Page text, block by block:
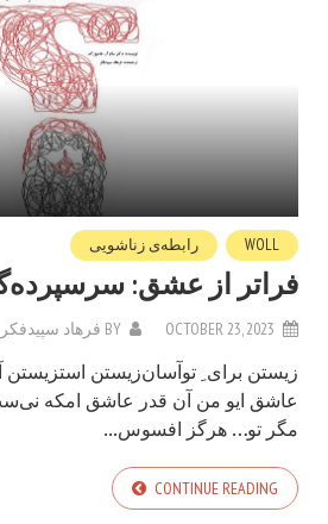
WOLL رابطه‌ی زناشویی
فراتر از عشق:
OCTOBER 23, 2023
BY فرهاد سپیدفکر
زیستن برای ِ توآسان‌زیستن استزیستن
عاشق ایو من آن قدر عاشق امکه
مگر تو… هرگز افسوس...
CONTINUE READING